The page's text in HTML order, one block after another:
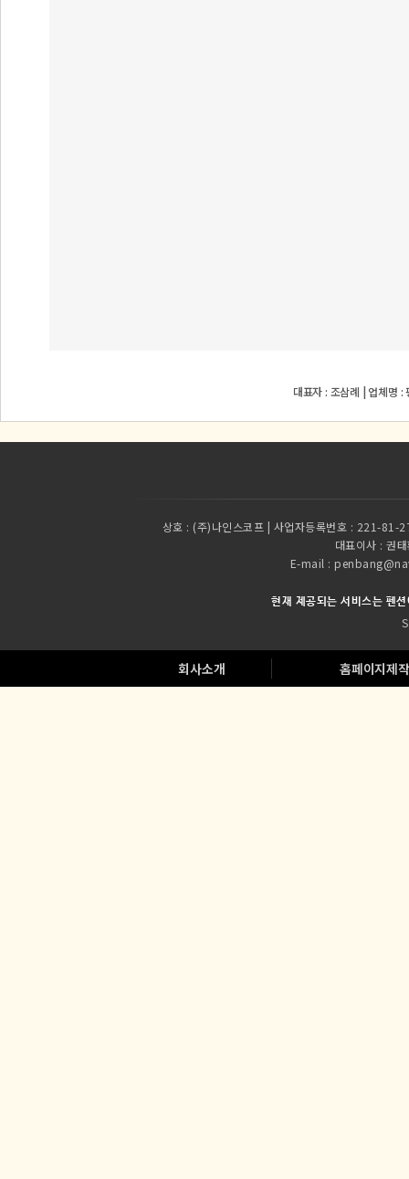
대표자 : 조삼례 | 업체명
상호 : (주)나인스코프 | 사업자등록번호 : 221-81-
대표이사 : 권
E-mail :
현재 제공되는 서비스는 펜
회사소개 홈페이지제작